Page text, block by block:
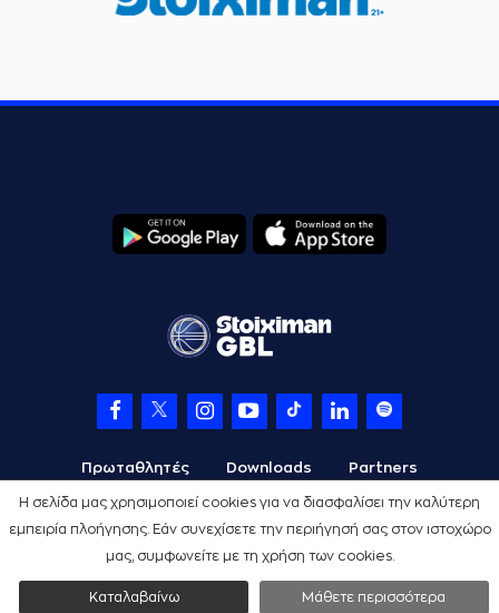
Η σελίδα μας χρησιμοποιεί cookies για να διασφαλίσει την καλύτερη
εμπειρία πλοήγησης. Εάν συνεχίσετε την περιήγησή σας στον ιστοχώρο
μας, συμφωνείτε με τη χρήση των cookies.
Καταλαβαίνω Μάθετε περισσότερα
Πρωταθλητές Downloads Partners